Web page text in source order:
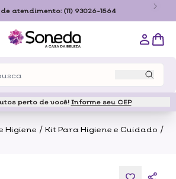
atendimento: (11) 93026-1564
perto de você! Informe seu CEP
Higiene / Kit Para Higiene e Cuidado /